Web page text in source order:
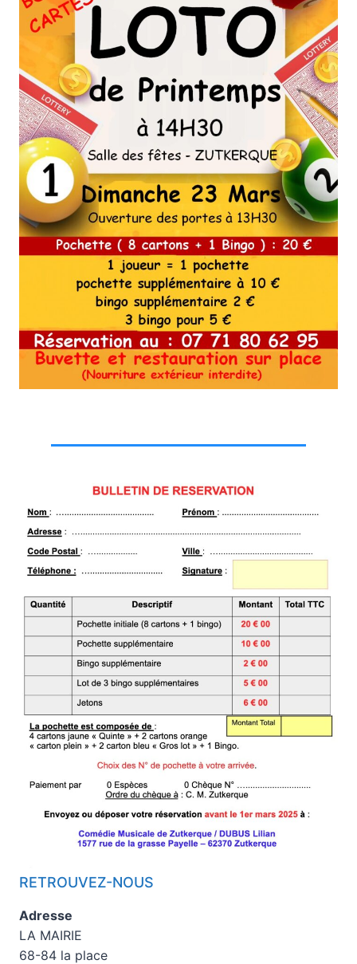
RETROUVEZ-NOUS
Adresse
LA MAIRIE
68-84 la place